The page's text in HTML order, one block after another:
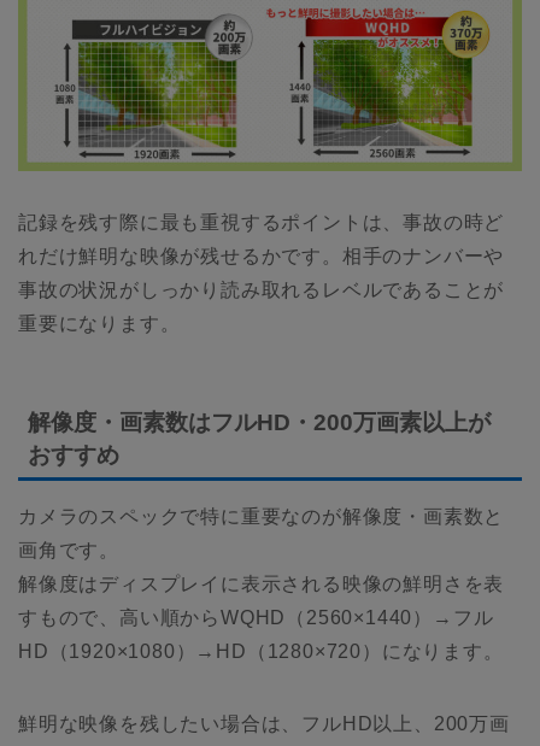
記録を残す際に最も重視するポイントは、事故の時ど
れだけ鮮明な映像が残せるかです。相手のナンバーや
事故の状況がしっかり読み取れるレベルであることが
重要になります。
解像度・画素数はフルHD・200万画素以上が
おすすめ
カメラのスペックで特に重要なのが解像度・画素数と
画角です。
解像度はディスプレイに表示される映像の鮮明さを表
すもので、高い順からWQHD（2560×1440）→フル
HD（1920×1080）→HD（1280×720）になります。
鮮明な映像を残したい場合は、フルHD以上、200万画